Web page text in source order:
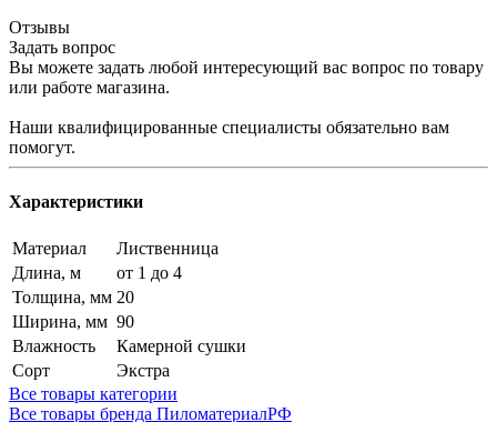
Отзывы
Задать вопрос
Вы можете задать любой интересующий вас вопрос по товару
или работе магазина.
Наши квалифицированные специалисты обязательно вам
помогут.
Характеристики
Материал
Лиственница
Длина, м
от 1 до 4
Толщина, мм 20
Ширина, мм 90
Влажность
Камерной сушки
Сорт
Экстра
Все товары категории
Все товары бренда ПиломатериалРФ